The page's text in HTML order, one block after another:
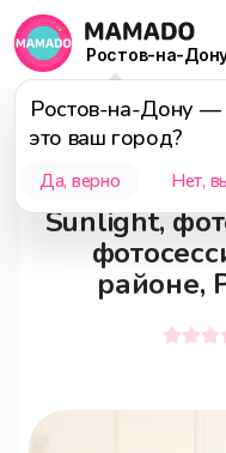
Ростов-на-
Ростов-на-Дону —
это ваш город?
Да, верно Нет,
Ростов-на-
Sunlight,
районе,